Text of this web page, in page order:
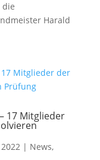
die
Harald
17 Mitglieder
| News,